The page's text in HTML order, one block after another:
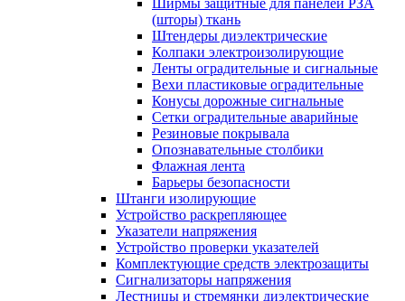
Ширмы защитные для панелей РЗА
(шторы) ткань
Штендеры диэлектрические
Колпаки электроизолирующие
Ленты оградительные и сигнальные
Вехи пластиковые оградительные
Конусы дорожные сигнальные
Сетки оградительные аварийные
Резиновые покрывала
Опознавательные столбики
Флажная лента
Барьеры безопасности
Штанги изолирующие
Устройство раскрепляющее
Указатели напряжения
Устройство проверки указателей
Комплектующие средств электрозащиты
Сигнализаторы напряжения
Лестницы и стремянки диэлектрические